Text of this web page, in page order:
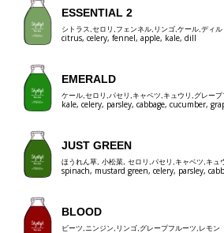
ESSENTIAL 2
シトラス,セロリ,フェンネル,リンゴ,ケール,ディル
citrus, celery, fennel, apple, kale, dill
EMERALD
ケール,セロリ,パセリ,キャベツ,キュウリ,グレー
kale, celery, parsley, cabbage, cucumber,
JUST GREEN
ほうれん草, 小松菜, セロリ,パセリ,キャベツ,キュ
spinach, mustard green, celery, parsley,
BLOOD
ビーツ,ニンジン,リンゴ,グレープフルーツ,レモン